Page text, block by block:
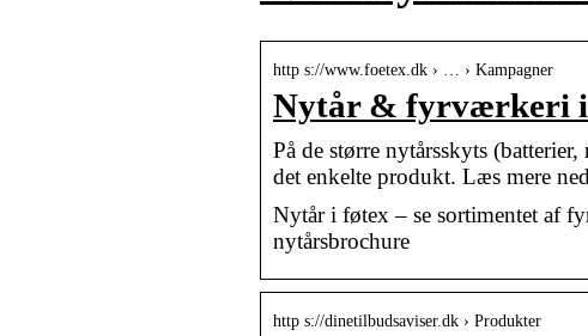
http s://www.foetex.dk › … › Kampagner
Nytår & fyrværkeri i
På de større nytårsskyts
det enkelte produkt. Læs mere
Nytår i føtex – se sortimentet af
nytårsbrochure
http s://dinetilbudsaviser.dk › Produkter